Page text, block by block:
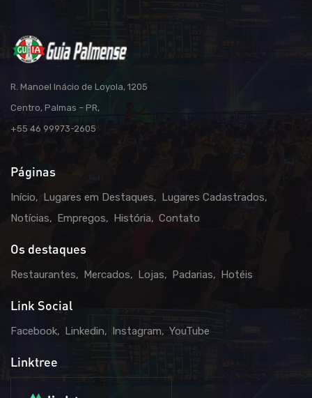
R. Manoel Inácio de Loyola, 1205
Centro, Palmas – PR,
+55 46 99973-2605
Páginas
Início Lugares em Destaques
Lugares Cadastrados
Notícias
Empregos História Contato
Os destaques
Restaurantes Mercados Lojas Padarias Hotéis
Link Social
Facebook Linkedin Instagram YouTube
Linktree